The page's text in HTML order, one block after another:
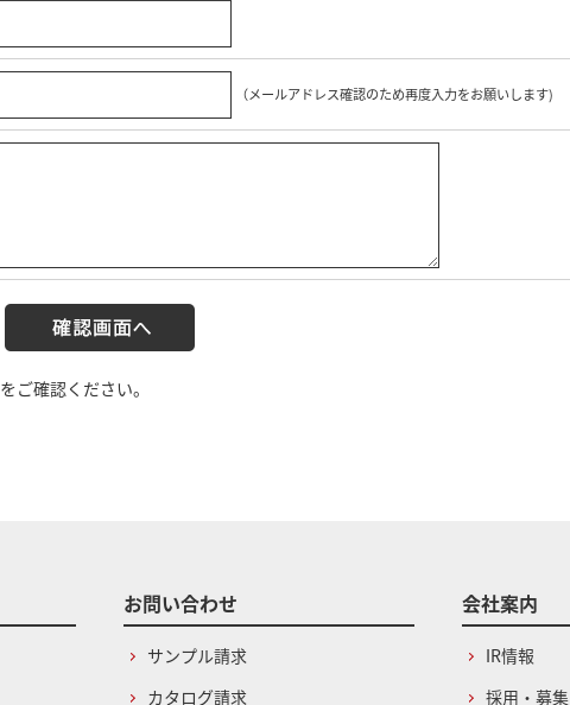
（メールアドレス確認のため再度入力をお願いします)
をご確認ください。
お問い合わせ
サンプル請求
カタログ請求
会社案内
IR情報
採用・募集